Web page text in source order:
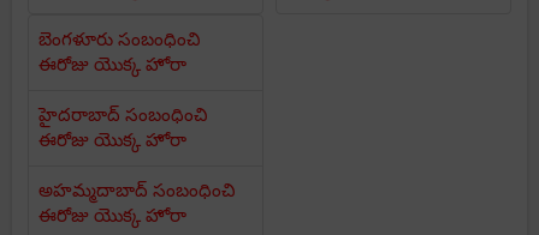
బెంగళూరు సంబంధించి
ఈరోజు యొక్క హోరా
హైదరాబాద్ సంబంధించి
ఈరోజు యొక్క హోరా
అహమ్మదాబాద్ సంబంధించి
ఈరోజు యొక్క హోరా